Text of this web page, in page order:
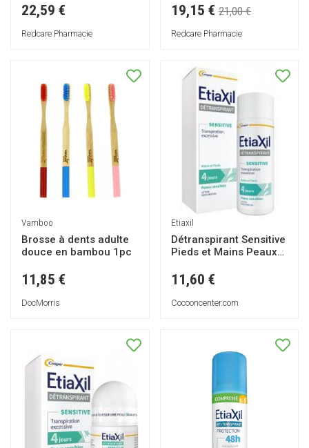
15ml
22,59 €
Redcare Pharmacie
Transpiration Modérée
- Aisselles - Protection
48h - Spray Aisselles -
19,15 € 21,00 €
Redcare Pharmacie
Vamboo
Brosse à dents adulte
douce en bambou 1pc
11,85 €
DocMorris
Etiaxil
Détranspirant Sensitive
Pieds et Mains Peaux
Flacon 100 ml
11,60 €
Cocooncenter.com